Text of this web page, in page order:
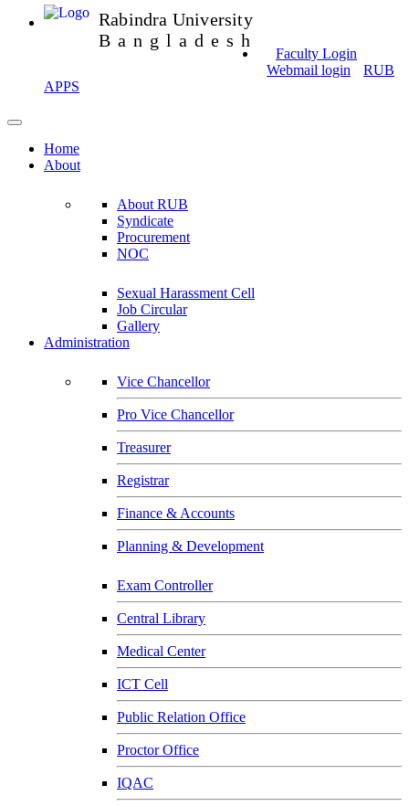
Rabindra University
Bangladesh
Faculty Login
Webmail login
RUB
APPS
Home
About
About RUB
Syndicate
Procurement
NOC
Sexual Harassment Cell
Job Circular
Gallery
Administration
Vice Chancellor
Pro Vice Chancellor
Treasurer
Registrar
Finance & Accounts
Planning & Development
Exam Controller
Central Library
Medical Center
ICT Cell
Public Relation Office
Proctor Office
IQAC